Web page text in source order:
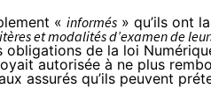
« informés » qu’ils ont
et modalités d’examen de
obligations de la loi
autorisée à ne plus
assurés qu’ils peuvent